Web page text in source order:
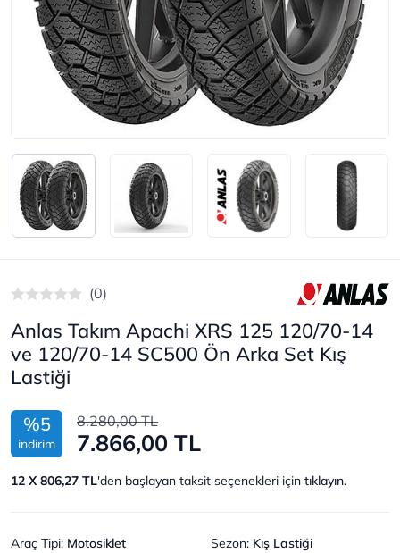
(0)
Anlas Takım Apachi XRS 125 120/70-14
ve 120/70-14 SC500 Ön Arka Set Kış
Lastiği
%5
indirim
8.280,00 TL
7.866,00 TL
12 X 806,27 TL'den başlayan taksit seçenekleri için tıklayın.
Araç Tipi: Motosiklet Sezon: Kış Lastiği